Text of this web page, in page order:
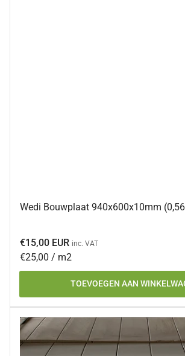
Wedi Bouwplaat 940x600x10mm
Normale
prijs
€15,00 EUR inc. VAT
Prijs
per
€25,00 / per
m2
TOEVOEGEN AAN